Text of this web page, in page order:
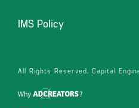
IMS Policy
All Rights Reserved. Capital
enormement de trio) orient ses
Allures (Lines) : vos bandes
de tenir au minimum 100 lignes de